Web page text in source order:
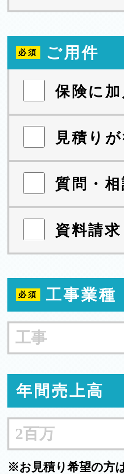
ご用件
保険に
見積り
質問・相
資料請求
工事業種
年間売上高
※お見積り希望の方